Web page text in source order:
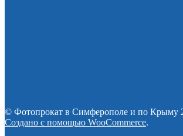
© Фотопрокат в Симферополе и по Крыму
Создано с помощью WooCommerce.